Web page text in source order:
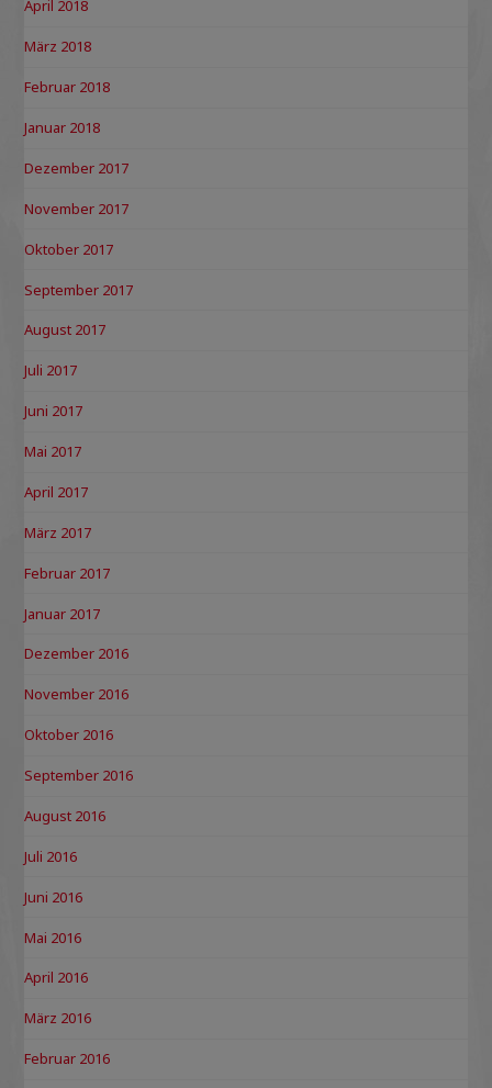
April 2018
März 2018
Februar 2018
Januar 2018
Dezember 2017
November 2017
Oktober 2017
September 2017
August 2017
Juli 2017
Juni 2017
Mai 2017
April 2017
März 2017
Februar 2017
Januar 2017
Dezember 2016
November 2016
Oktober 2016
September 2016
August 2016
Juli 2016
Juni 2016
Mai 2016
April 2016
März 2016
Februar 2016